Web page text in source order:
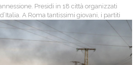
Presidi in 18 città organizzati
A Roma tantissimi giovani, i partiti
ebrei italiani, l’Anpi